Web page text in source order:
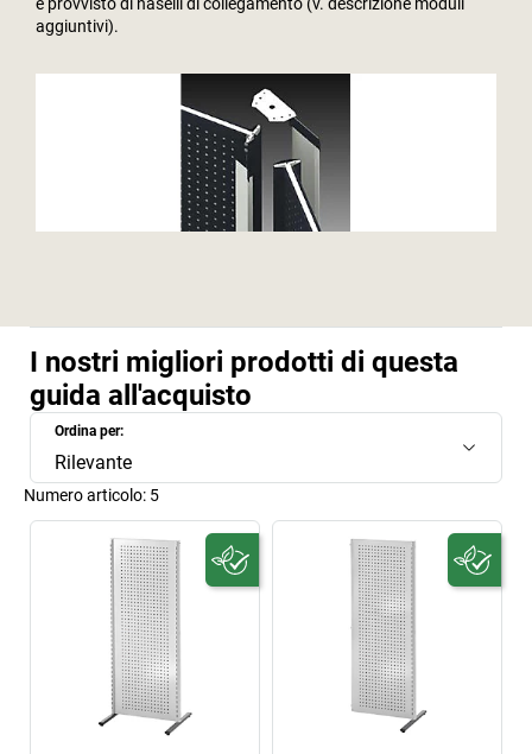
è provvisto di naselli di collegamento (v. descrizione moduli
aggiuntivi).
I nostri migliori prodotti di questa
guida all'acquisto
Ordina per:
Rilevante
Numero articolo: 5